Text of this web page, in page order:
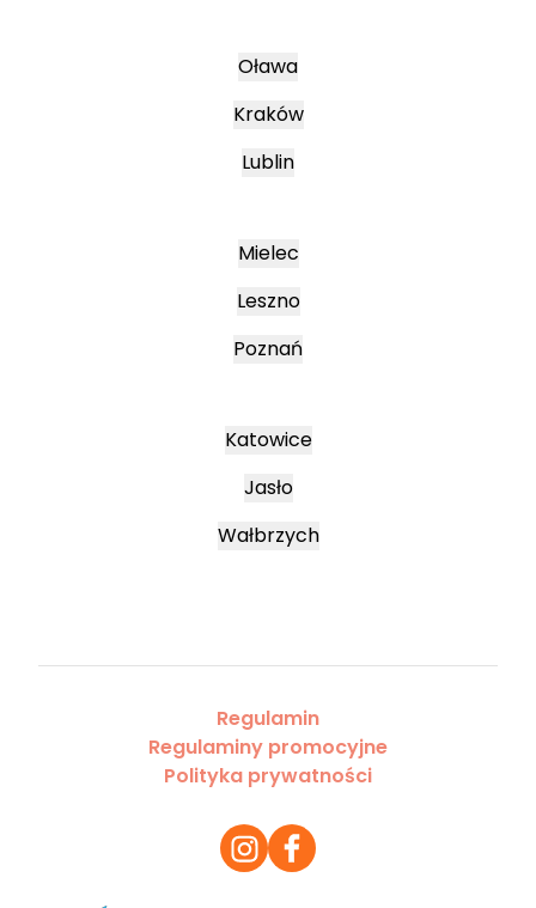
Oława
Kraków
Lublin
Mielec
Leszno
Poznań
Katowice
Jasło
Wałbrzych
Regulamin
Regulaminy promocyjne
Polityka prywatności